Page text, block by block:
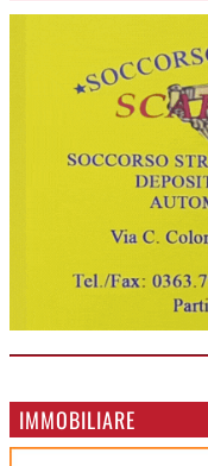
IMMOBILIARE